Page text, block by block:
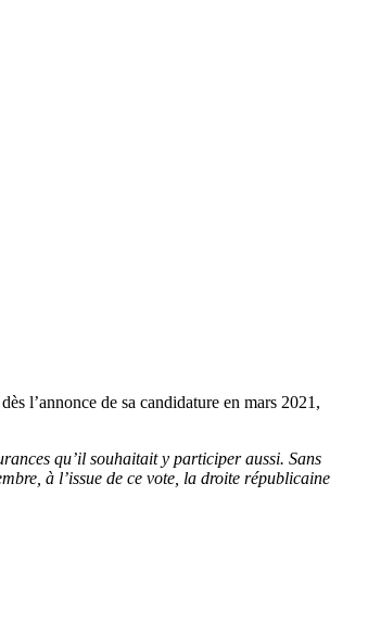
l’annonce de sa candidature en mars 2021,
qu’il souhaitait y participer aussi. Sans
à l’issue de ce vote, la droite républicaine